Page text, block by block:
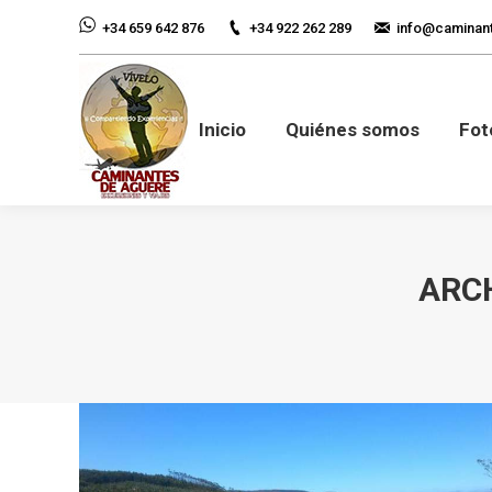
+34 659 642 876 +34 922 262 289
Inicio Quiénes somos